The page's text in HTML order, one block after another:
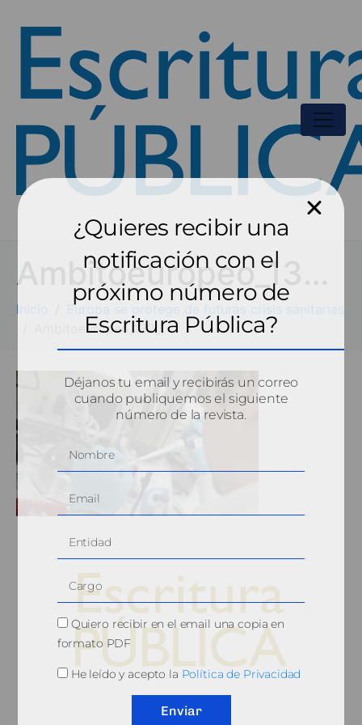
Inicio
Europa se protege de futuras crisis sanitarias
Ambitoeuropeo_132_1
¿Quieres recibir una
notificación con el
próximo número de
Escritura Pública?
Déjanos tu email y recibirás un correo
cuando publiquemos el siguiente
número de la revista.
Quiero recibir en el email una copia en
formato PDF
He leído y acepto la Política de Privacidad
Enviar